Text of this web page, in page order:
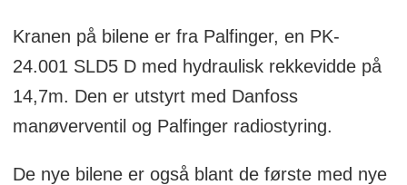
Kranen på bilene er fra Palfinger, en PK-
24.001 SLD5 D med hydraulisk rekkevidde på
14,7m. Den er utstyrt med Danfoss
manøverventil og Palfinger radiostyring.
De nye bilene er også blant de første med nye